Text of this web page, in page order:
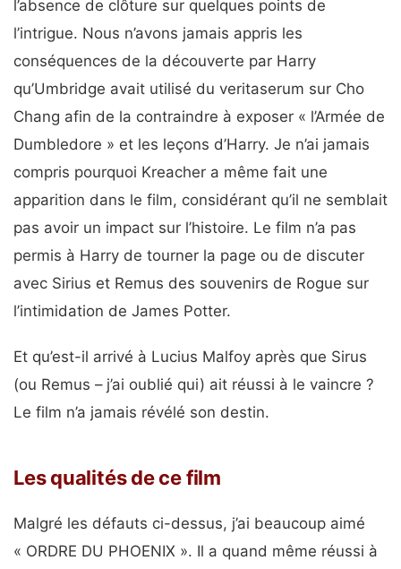
l’absence de clôture sur quelques points de
l’intrigue. Nous n’avons jamais appris les
conséquences de la découverte par Harry
qu’Umbridge avait utilisé du veritaserum sur Cho
Chang afin de la contraindre à exposer « l’Armée de
Dumbledore » et les leçons d’Harry. Je n’ai jamais
compris pourquoi Kreacher a même fait une
apparition dans le film, considérant qu’il ne semblait
pas avoir un impact sur l’histoire. Le film n’a pas
permis à Harry de tourner la page ou de discuter
avec Sirius et Remus des souvenirs de Rogue sur
l’intimidation de James Potter.
Et qu’est-il arrivé à Lucius Malfoy après que Sirus
(ou Remus – j’ai oublié qui) ait réussi à le vaincre ?
Le film n’a jamais révélé son destin.
Les qualités de ce film
Malgré les défauts ci-dessus, j’ai beaucoup aimé
« ORDRE DU PHOENIX ». Il a quand même réussi à